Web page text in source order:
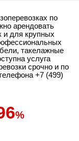
по
арендовать
и для крупных
такелажные
услуга
срочно и по
+7 (499)
%